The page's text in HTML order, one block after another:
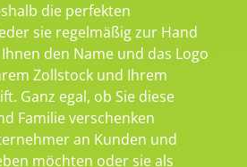
die perfekten
sie regelmäßig zur Hand
den Name und das Logo
Zollstock und Ihrem
Ganz egal, ob Sie diese
Familie verschenken
an Kunden und
möchten oder sie als